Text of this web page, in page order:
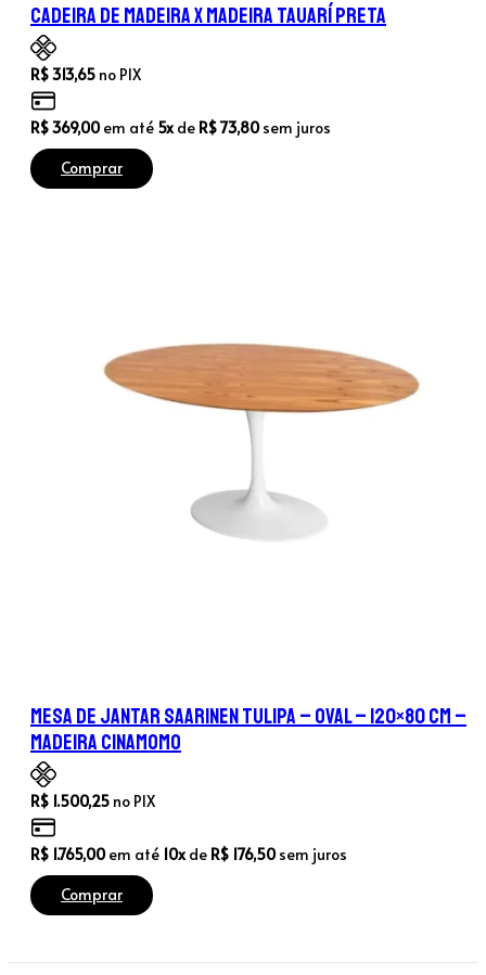
Cadeira de Madeira X Madeira Tauarí Preta
R$313,65 no PIX
R$369,00em até 5x de R$73,80sem juros
Comprar
Mesa de Jantar Saarinen Tulipa – Oval – 120×80 cm –
Madeira Cinamomo
R$ 1.500,25 no PIX
R$ 1.765,00em até 10x de R$ 176,50sem juros
Comprar